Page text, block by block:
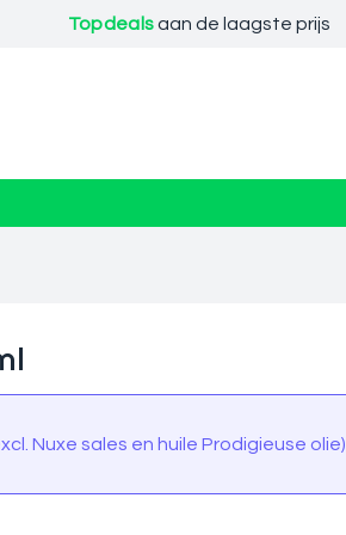
Topdealsaan de laagste prijs
Nuxe sales en huile Prodigieuse olie)